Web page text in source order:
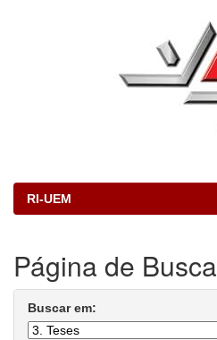
RI-UEM
Página de Busca
Buscar em: